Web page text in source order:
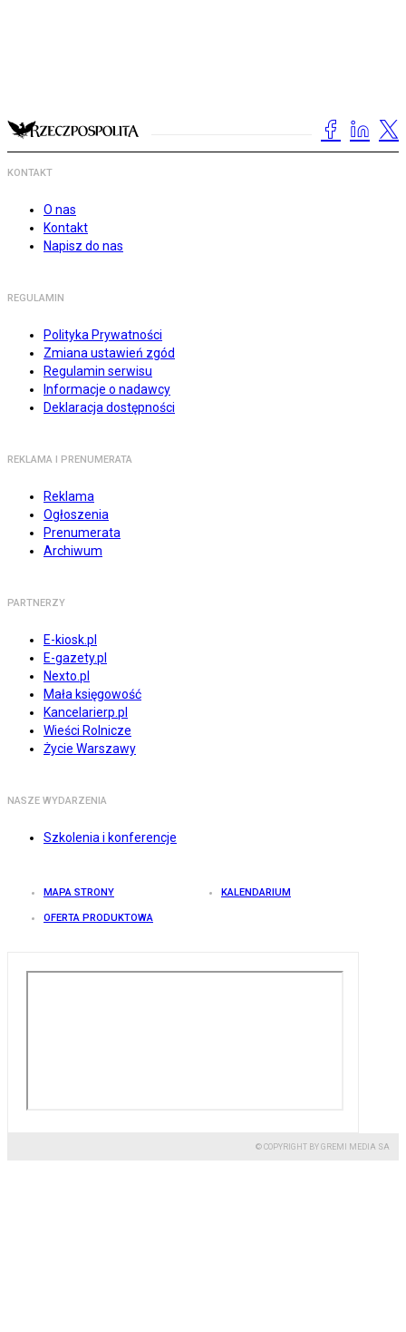
KONTAKT
O nas
Kontakt
Napisz do nas
REGULAMIN
Polityka Prywatności
Zmiana ustawień zgód
Regulamin serwisu
Informacje o nadawcy
Deklaracja dostępności
REKLAMA I PRENUMERATA
Reklama
Ogłoszenia
Prenumerata
Archiwum
PARTNERZY
E-kiosk.pl
E-gazety.pl
Nexto.pl
Mała księgowość
Kancelarierp.pl
Wieści Rolnicze
Życie Warszawy
NASZE WYDARZENIA
Szkolenia i konferencje
MAPA STRONY KALENDARIUM
OFERTA PRODUKTOWA
© COPYRIGHT BY GREMI MEDIA SA